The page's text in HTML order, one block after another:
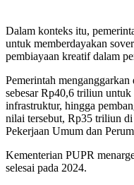
Dalam konteks itu,
untuk memberdayakan
pembiayaan kreatif dalam
Pemerintah
sebesar Rp40,6 triliun
infrastruktur, hingga
nilai tersebut, Rp35 triliun
Pekerjaan Umum dan
Kementerian PUPR
selesai pada 2024.